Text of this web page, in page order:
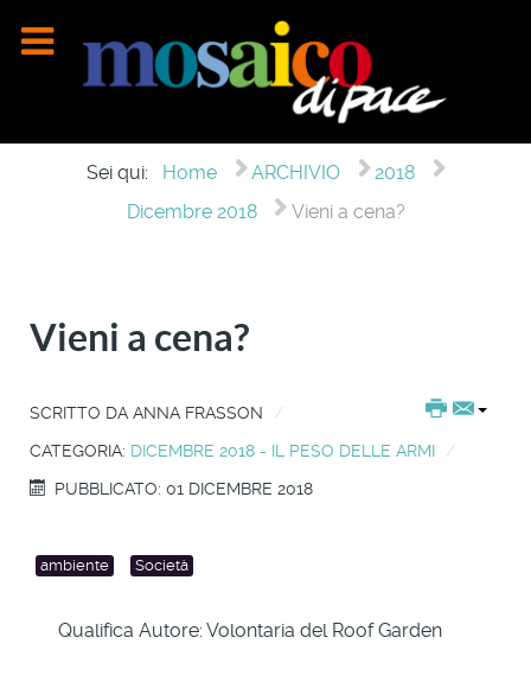
Sei qui: Home ARCHIVIO
2018
Dicembre 2018
Vieni a cena?
Vieni a cena?
SCRITTO DA ANNA FRASSON
CATEGORIA: DICEMBRE 2018 - IL PESO DELLE ARMI
PUBBLICATO: 01 DICEMBRE 2018
ambiente Società
Qualifica Autore: Volontaria del Roof Garden